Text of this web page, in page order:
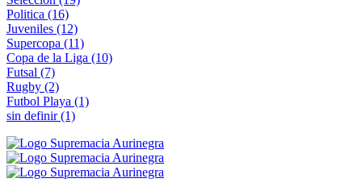
Politica (16)
Juveniles (12)
Supercopa (11)
Copa de la Liga (10)
Futsal (7)
Rugby (2)
Futbol Playa (1)
sin definir(1)